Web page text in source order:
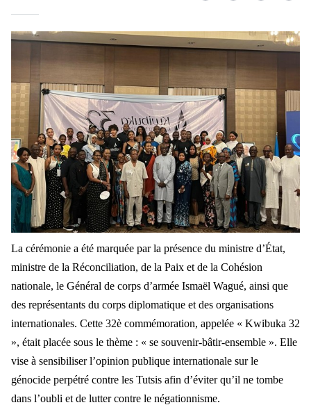
La cérémonie a été marquée par la présence du ministre d’État,
ministre de la Réconciliation, de la Paix et de la Cohésion
nationale, le Général de corps d’armée Ismaël Wagué, ainsi que
des représentants du corps diplomatique et des organisations
internationales. Cette 32è commémoration, appelée « Kwibuka 32
», était placée sous le thème : « se souvenir-bâtir-ensemble ». Elle
vise à sensibiliser l’opinion publique internationale sur le
génocide perpétré contre les Tutsis afin d’éviter qu’il ne tombe
dans l’oubli et de lutter contre le négationnisme.